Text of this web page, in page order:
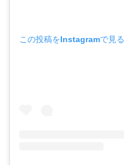
この投稿をInstagramで見る